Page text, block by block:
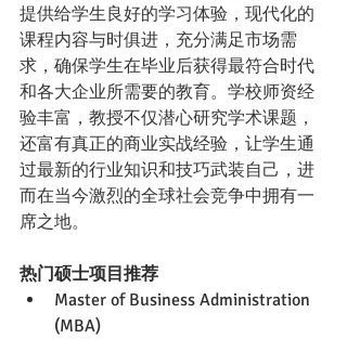
提供给学生良好的学习体验，现代化的
课程内容与时俱进，充分满足市场需
求，确保学生在毕业后获得最符合时代
和各大企业所需要的教育。学校师资经
验丰富，教授不仅潜心研究学术课题，
还富有真正的商业实战经验，让学生通
过最新的行业知识和技巧武装自己，进
而在当今激烈的全球社会竞争中拥有一
席之地。
热门硕士项目推荐
Master of Business Administration
(MBA)